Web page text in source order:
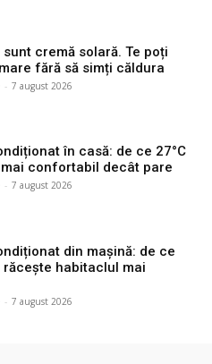
cremă solară. Te poți
fără să simți căldura
- 7 august 2026
în casă: de ce 27°C
confortabil decât pare
- 7 august 2026
din mașină: de ce
răcește habitaclul mai
- 7 august 2026